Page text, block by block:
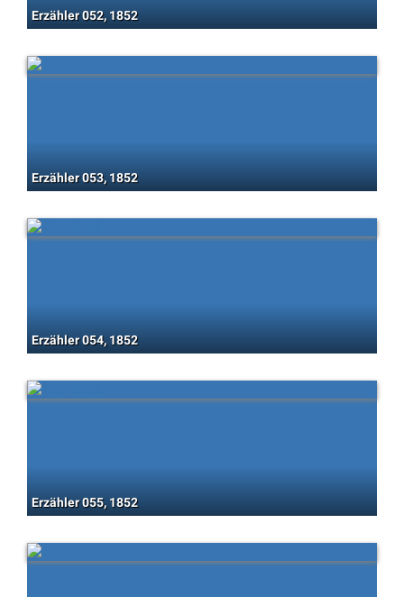
Erzähler 052, 1852
Erzähler 053, 1852
Erzähler 054, 1852
Erzähler 055, 1852